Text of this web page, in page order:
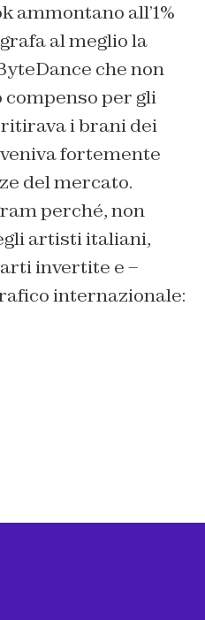
all’1%
al meglio la
che non
per gli
ritirava i brani dei
fortemente
del mercato.
perché, non
artisti italiani,
invertite e –
internazionale: